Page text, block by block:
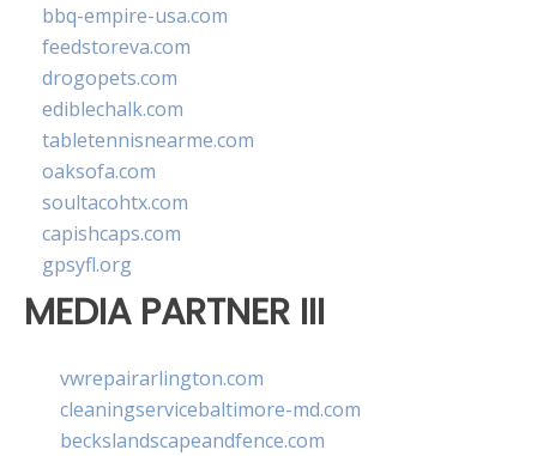
bbq-empire-usa.com
feedstoreva.com
drogopets.com
ediblechalk.com
tabletennisnearme.com
oaksofa.com
soultacohtx.com
capishcaps.com
gpsyfl.org
MEDIA PARTNER III
vwrepairarlington.com
cleaningservicebaltimore-md.com
beckslandscapeandfence.com